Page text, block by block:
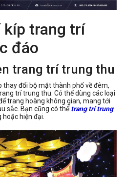
trang trí
đáo
trang trí trung thu
thay đổi bộ mặt thành phố về đêm,
trí trung thu. Có thể dùng các loại
trang hoàng không gian, mang tới
sắc. Bạn cũng có thểtrang trí trung
hiện đại.